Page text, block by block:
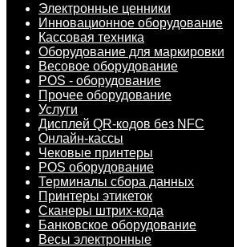
Электронные ценники
Инновационное оборудование
Кассовая техника
Оборудование для маркировки
Весовое оборудование
POS - оборудование
Прочее оборудование
Услуги
Дисплей QR-кодов без NFC
Онлайн-кассы
Чековые принтеры
POS оборудование
Терминалы сбора данных
Принтеры этикеток
Сканеры штрих-кода
Банковское оборудование
Весы электронные